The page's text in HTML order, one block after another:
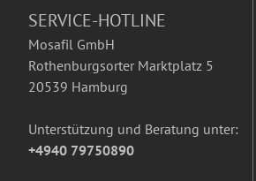
SERVICE-HOTLINE
Mosafil GmbH
Rothenburgsorter Marktplatz 5
20539 Hamburg
Unterstützung und Beratung unter:
+4940 79750890